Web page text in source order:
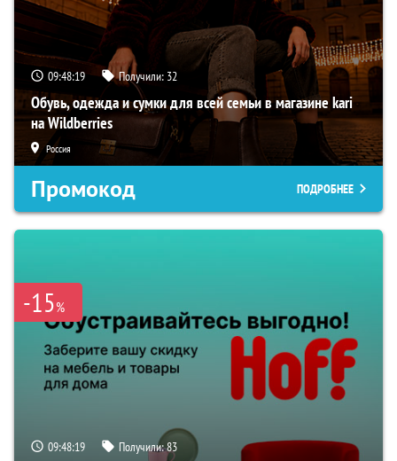
09:48:18 Получили: 32
Обувь, одежда и сумки для всей семьи в магазине kari
на Wildberries
Россия
Промокод ПОДРОБНЕЕ
-15%
09:48:18 Получили:83